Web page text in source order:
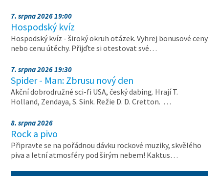
7. srpna 2026 19:00
Hospodský kvíz
Hospodský kvíz - široký okruh otázek. Vyhrej bonusové ceny
nebo cenu útěchy. Přijďte si otestovat své…
7. srpna 2026 19:30
Spider - Man: Zbrusu nový den
Akční dobrodružné sci-fi USA, český dabing. Hrají T.
Holland, Zendaya, S. Sink. Režie D. D. Cretton. …
8. srpna 2026
Rock a pivo
Připravte se na pořádnou dávku rockové muziky, skvělého
piva a letní atmosféry pod širým nebem! Kaktus…